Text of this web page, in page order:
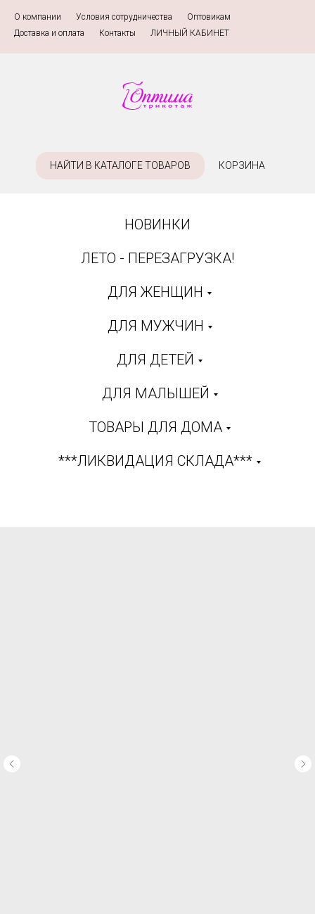
О компании Условия сотрудничества Оптовикам
Доставка и оплата
Контакты ЛИЧНЫЙ КАБИНЕТ
НАЙТИ В КАТАЛОГЕ ТОВАРОВ КОРЗИНА
НОВИНКИ
ЛЕТО - ПЕРЕЗАГРУЗКА!
ДЛЯ ЖЕНЩИН
ДЛЯ МУЖЧИН
ДЛЯ ДЕТЕЙ
ДЛЯ МАЛЫШЕЙ
ТОВАРЫ ДЛЯ ДОМА
***ЛИКВИДАЦИЯ СКЛАДА***